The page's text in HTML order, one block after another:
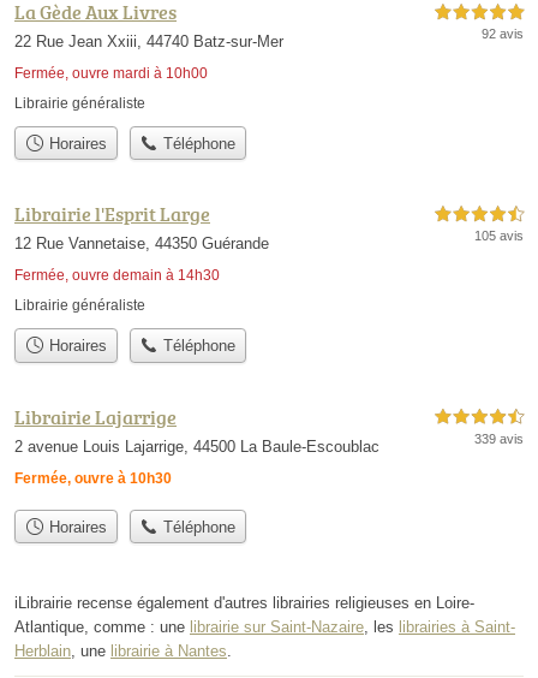
La Gède Aux Livres
22 Rue Jean Xxiii, 44740 Batz-sur-Mer
Fermée, ouvre mardi à 10h00
5,0 étoiles sur 5
92 avis
Librairie généraliste
Horaires Téléphone
Librairie l'Esprit Large
12 Rue Vannetaise, 44350 Guérande
Fermée, ouvre demain à 14h30
4,5 étoiles sur 5
105 avis
Librairie généraliste
Horaires Téléphone
Librairie Lajarrige
2 avenue Louis Lajarrige, 44500 La Baule-Escoublac
Fermée, ouvre à 10h30
4,5 étoiles sur 5
339 avis
Horaires Téléphone
iLibrairie recense également d'autres librairies religieuses en Loire-
Atlantique, comme : une librairie sur Saint-Nazaire, les librairies à Saint-
Herblain, une librairie à Nantes.